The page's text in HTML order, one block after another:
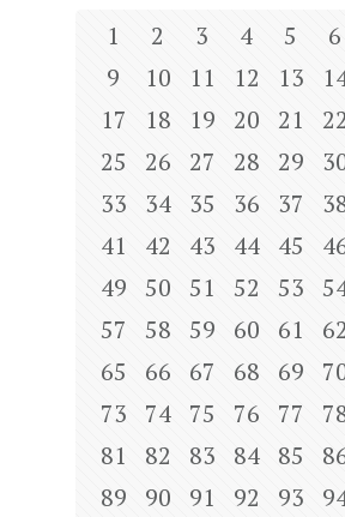
1 2 3 4 5 6
9
10 11 12 13
17
18 19 20 21 22
25
26 27 28 29
33
34 35 36 37
41
42 43 44 45
49
50 51 52 53
57
58 59 60 61 62
65
66 67 68 69
73
74 75 76 77
81
82 83 84 85
89
90 91 92 93